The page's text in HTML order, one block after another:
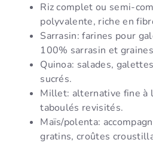
Riz complet ou semi-
polyvalente, riche en
Sarrasin: farines pour
100% sarrasin et
Quinoa: salades,
sucrés.
Millet: alternative fine à
taboulés revisités.
Maïs/polenta:
gratins, croûtes